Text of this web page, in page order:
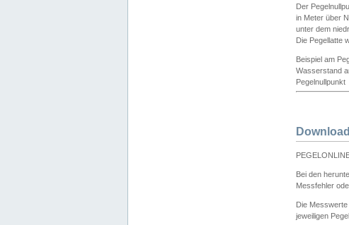
Der
in Meter über
unter dem
Die Pegellatte
Beispiel am
Wasserstand
Pegelnullpunkt
Bei den
Messfehler
Die
jeweiligen